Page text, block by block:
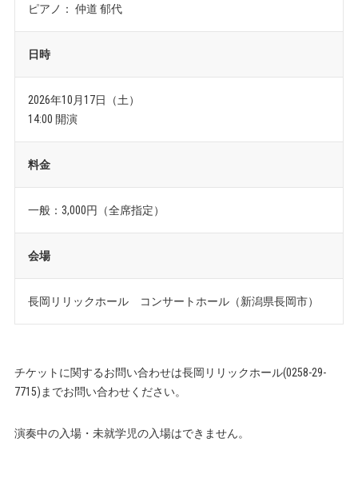
ピアノ： 仲道 郁代
日時
2026年10月17日（土）
14:00 開演
料金
一般：3,000円（全席指定）
会場
長岡リリックホール コンサートホール（新潟県長岡市）
チケットに関するお問い合わせは長岡リリックホール(0258-29-
7715)までお問い合わせください。
演奏中の入場・未就学児の入場はできません。